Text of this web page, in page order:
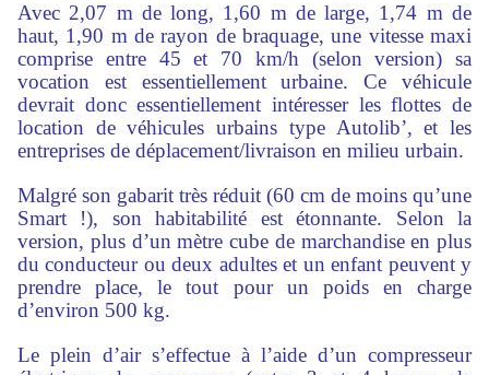
Avec 2,07 m de long, 1,60 m de large, 1,74 m de
haut, 1,90 m de rayon de braquage, une vitesse maxi
comprise entre 45 et 70 km/h (selon version) sa
vocation est essentiellement urbaine. Ce véhicule
devrait donc essentiellement intéresser les flottes de
location de véhicules urbains type Autolib’, et les
entreprises de déplacement/livraison en milieu urbain.
Malgré son gabarit très réduit (60 cm de moins qu’une
Smart !), son habitabilité est étonnante. Selon la
version, plus d’un mètre cube de marchandise en plus
du conducteur ou deux adultes et un enfant peuvent y
prendre place, le tout pour un poids en charge
d’environ 500 kg.
Le plein d’air s’effectue à l’aide d’un compresseur